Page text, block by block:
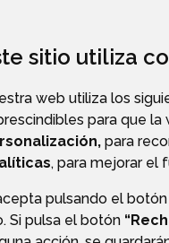
sitio utiliza
web utiliza los
para que
para
, para mejorar el
pulsando el botón
Si pulsa el botón
TURISMO